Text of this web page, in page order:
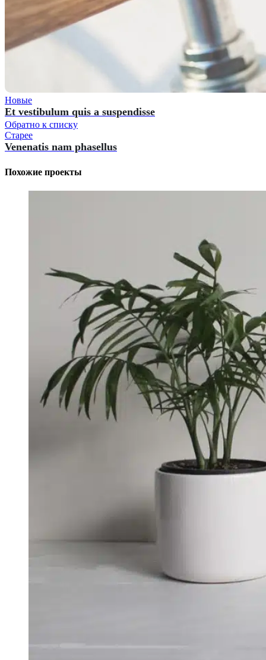
Новые
Et vestibulum quis a suspendisse
Обратно к списку
Старее
Venenatis nam phasellus
Похожие проекты